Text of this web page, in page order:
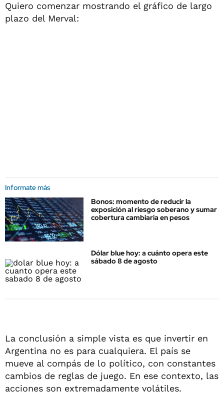
Quiero comenzar mostrando el gráfico de largo
plazo del Merval:
Informate más
Bonos: momento de reducir la
exposición al riesgo soberano y sumar
cobertura cambiaria en pesos
Dólar blue hoy: a cuánto opera este
sábado 8 de agosto
La conclusión a simple vista es que invertir en
Argentina no es para cualquiera. El país se
mueve al compás de lo político, con constantes
cambios de reglas de juego. En ese contexto, las
acciones son extremadamente volátiles.